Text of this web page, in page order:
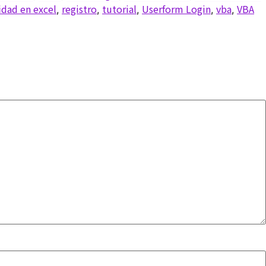
en excel, registro, tutorial, Userform Login, vba, VBA